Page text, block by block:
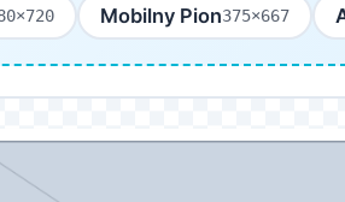
Mobilny Pion375×667